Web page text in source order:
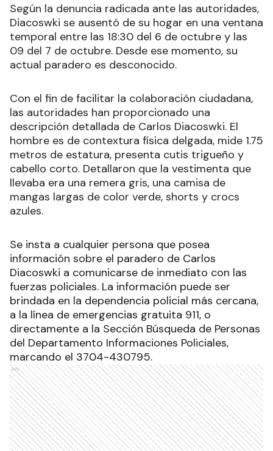
Según la denuncia radicada ante las autoridades,
Diacoswki se ausentó de su hogar en una ventana
temporal entre las 18:30 del 6 de octubre y las
09 del 7 de octubre. Desde ese momento, su
actual paradero es desconocido.
Con el fin de facilitar la colaboración ciudadana,
las autoridades han proporcionado una
descripción detallada de Carlos Diacoswki. El
hombre es de contextura física delgada, mide 1.75
metros de estatura, presenta cutis trigueño y
cabello corto. Detallaron que la vestimenta que
llevaba era una remera gris, una camisa de
mangas largas de color verde, shorts y crocs
azules.
Se insta a cualquier persona que posea
información sobre el paradero de Carlos
Diacoswki a comunicarse de inmediato con las
fuerzas policiales. La información puede ser
brindada en la dependencia policial más cercana,
a la línea de emergencias gratuita 911, o
directamente a la Sección Búsqueda de Personas
del Departamento Informaciones Policiales,
marcando el 3704-430795.
Ads